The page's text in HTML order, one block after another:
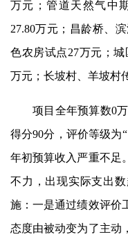
万元；管道天然气中
27.80万元；昌龄桥、
色农房试点27万元；
万元；长坡村、羊坡村
项目全年预算数0
得分90分，评价等级为
年初预算收入严重不足
不力，出现实际支出
施：一是通过绩效评价
态度由被动变为了主动